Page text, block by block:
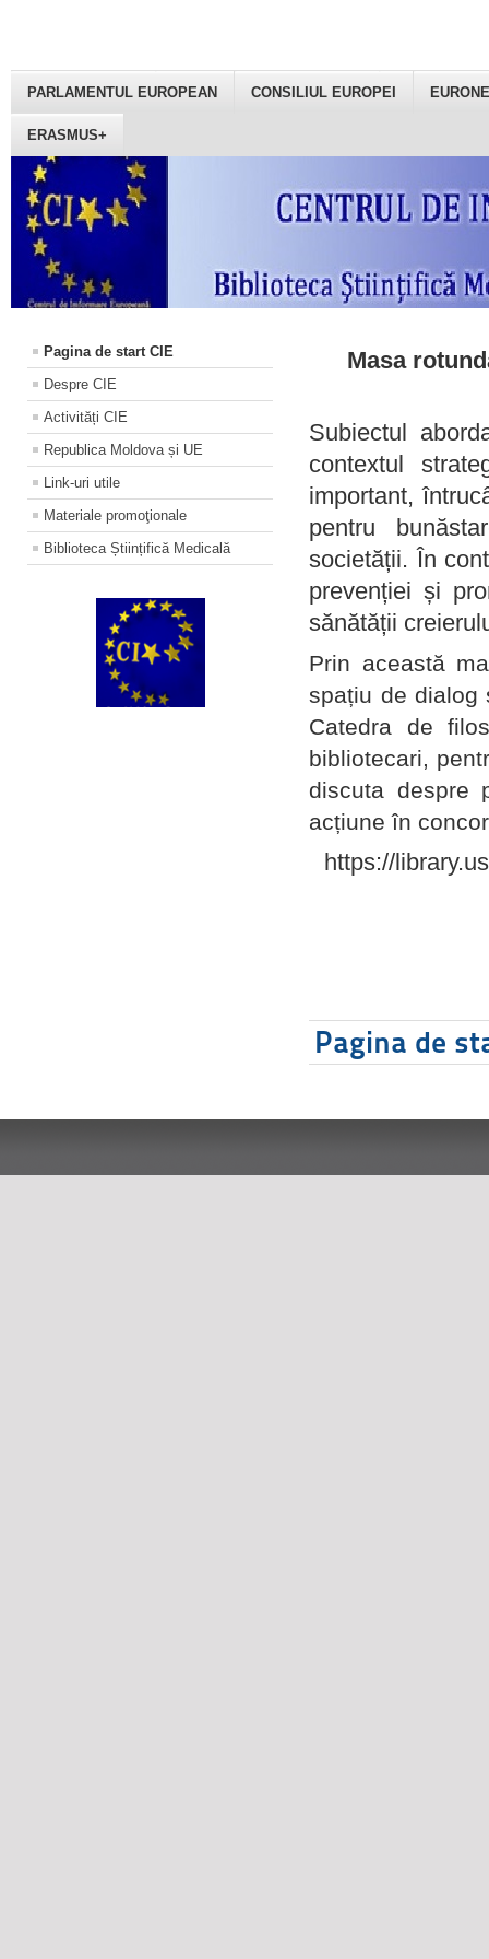
PARLAMENTUL EUROPEAN CONSILIUL EUROPEI
ERASMUS+
Pagina de start CIE
Despre CIE
Activități CIE
Republica Moldova și UE
Link-uri utile
Materiale promoţionale
Biblioteca Științifică Medicală
Masa
Subiectul
contextul
important,
pentru
societății. În
prevenției și
sănătății
Prin această
spațiu de dialog
Catedra de
bibliotecari,
discuta despre
acțiune în
https://
Pagina de